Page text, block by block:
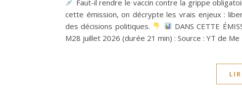
Faut-il rendre le vaccin contre la grippe
cette émission, on décrypte les vrais enjeux :
des décisions politiques.
DANS CETTE
M28 juillet 2026 (durée 21 min) : Source : YT de Me